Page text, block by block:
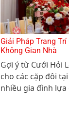
Giải Pháp Trang
Không Gian Nhà
Gợi ý từ Cưới Hỏi
cho các cặp đôi tại
nhiều gia đình